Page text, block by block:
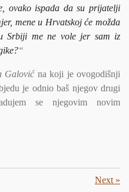
ovako ispada da su prijatelji
mene u Hrvatskoj će možda
Srbiji me ne vole jer sam iz
“
Galovićna koji je ovogodišnji
je odnio baš njegov drugi
se njegovim novim
Next »